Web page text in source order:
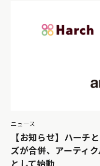
ニュース
【お知らせ】ハーチ
ズが合併、アーティ
として始動